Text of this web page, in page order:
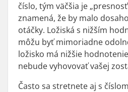
číslo, tým väčšia je
znamená, že by malo
otáčky. Ložiská s nižším
môžu byť mimoriadne
ložisko má nižšie
nebude vyhovovať vašej
Často sa stretnete aj s